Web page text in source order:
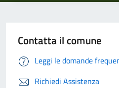
Contatta il comune
Leggi le domande
Richiedi Assistenza